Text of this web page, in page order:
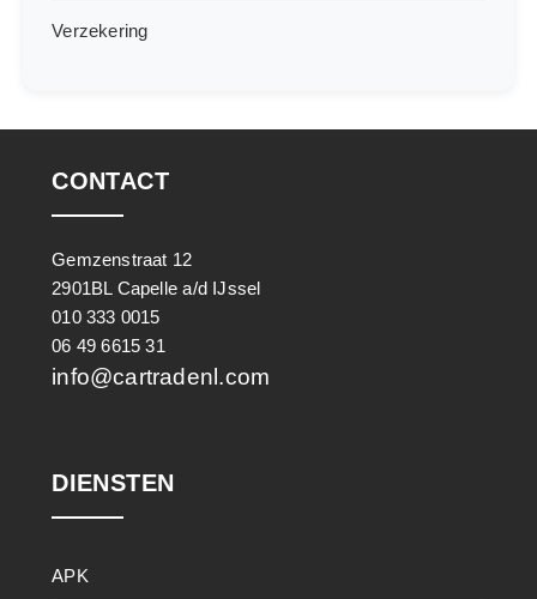
Verzekering
CONTACT
Gemzenstraat 12
2901BL Capelle a/d IJssel
010 333 0015
06 49 6615 31
info@cartradenl.com
DIENSTEN
APK